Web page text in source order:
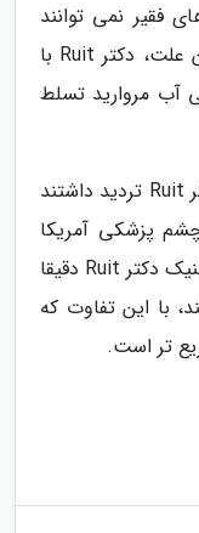
فقیر نمی توانند
این دستگاه ها را تهیه نمایند. به همین علت، دکتر Ruit با
آب مروارید تسلط
در ابتدا جامعه چشم پزشکان به کار دکتر Ruit تردید داشتند
پزشکی آمریکا
مقاله ای منتشر کرد که نشان می داد تکنیک دکتر Ruit دقیقا
با این تفاوت که